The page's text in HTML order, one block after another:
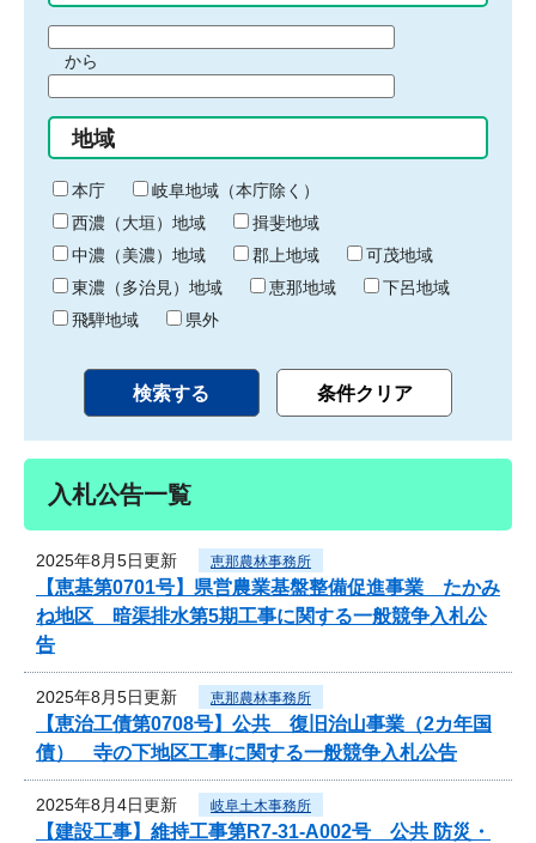
間
始
り
から
間
終
わ
り
地域
本庁
岐阜地域（本庁除く）
西濃（大垣）地域
揖斐地域
中濃（美濃）地域
郡上地域
可茂地域
東濃（多治見）地域
恵那地域
下呂地域
飛騨地域
県外
入札公告一覧
2025年8月5日更新 恵那農林事務所
【恵基第0701号】県営農業基盤整備促進事業 たかみ
ね地区 暗渠排水第5期工事に関する一般競争入札公
告
2025年8月5日更新 恵那農林事務所
【恵治工債第0708号】公共 復旧治山事業（2カ年国
債） 寺の下地区工事に関する一般競争入札公告
2025年8月4日更新 岐阜土木事務所
【建設工事】維持工事第R7-31-A002号 公共 防災・